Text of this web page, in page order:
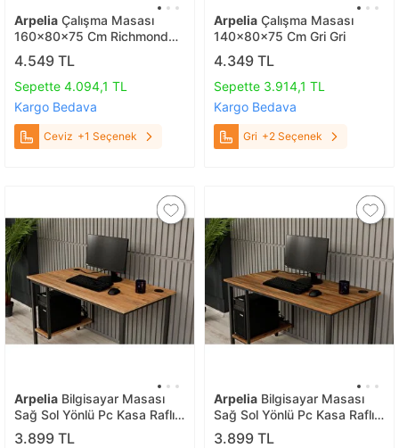
Arpelia Çalışma Masası
160x80x75 Cm Richmond
Ceviz
4.549 TL
Sepette 4.094,1 TL
Kargo Bedava
Ceviz +1 Seçenek
Arpelia Çalışma Masası
140x80x75 Cm Gri Gri
4.349 TL
Sepette 3.914,1 TL
Kargo Bedava
Gri +2 Seçenek
Arpelia Bilgisayar Masası
Sağ Sol Yönlü Pc Kasa Raflı
Atlantik Çam
3.899 TL
Arpelia Bilgisayar Masası
Sağ Sol Yönlü Pc Kasa Raflı
Ceviz
3.899 TL